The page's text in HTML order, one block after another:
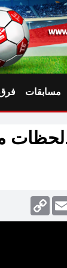
مسابقات
Copy
Link